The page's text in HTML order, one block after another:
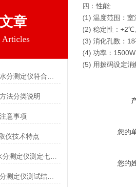
章
Articles
法分类说明
意事项
仪技术特点
四：性能:
(1) 温度范围：
(2) 稳定性：+2℃
(3) 消化孔数：
(4) 功率：1500W
(5) 用拨码设定消
您的
您的